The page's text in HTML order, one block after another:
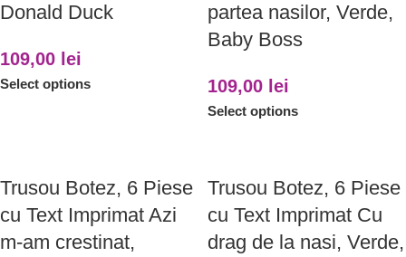
Donald Duck
109,00 lei
Select options
partea nasilor, Verde,
Baby Boss
109,00 lei
Select options
Trusou Botez, 6 Piese
cu Text Imprimat Azi
m-am crestinat,
Trusou Botez, 6 Piese
cu Text Imprimat Cu
drag de la nasi, Verde,